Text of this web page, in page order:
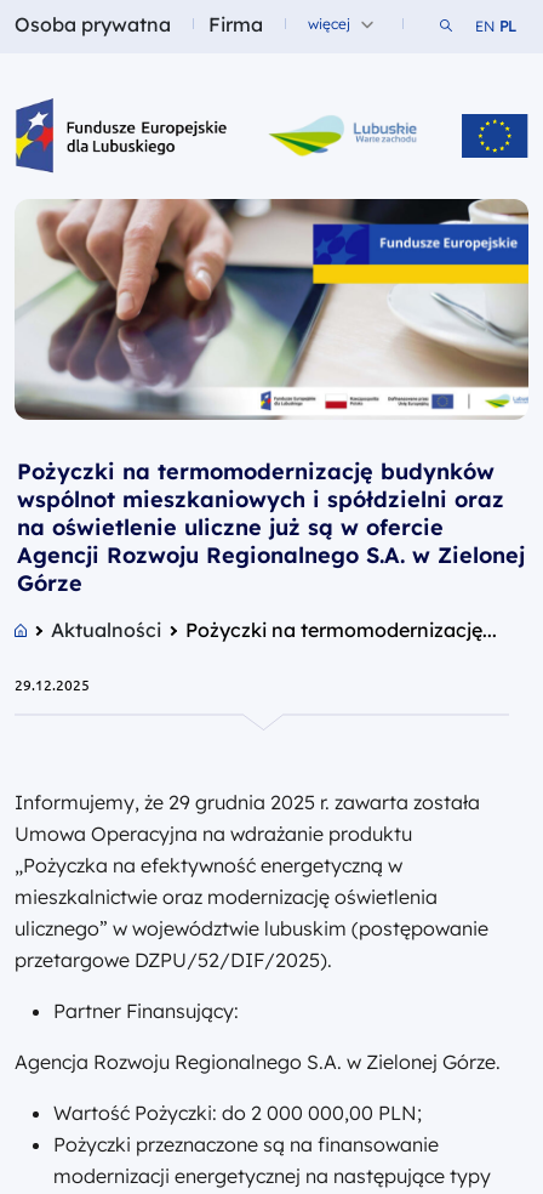
Fundusze dla
Osoba prywatna Fundusze dla
Firma więcej Szukaj w
EN PL
Fundusze Europejskie dla Lubuskiego
Pożyczki na termomodernizację budynków
wspólnot mieszkaniowych i spółdzielni oraz
na oświetlenie uliczne już są w ofercie
Agencji Rozwoju Regionalnego S.A. w Zielonej
Górze
Aktualności Pożyczki na termomodernizację...
29.12.2025
Informujemy, że 29 grudnia 2025 r. zawarta została
Umowa Operacyjna na wdrażanie produktu
„Pożyczka na efektywność energetyczną w
mieszkalnictwie oraz modernizację oświetlenia
ulicznego” w województwie lubuskim (postępowanie
przetargowe DZPU/52/DIF/2025).
Partner Finansujący:
Agencja Rozwoju Regionalnego S.A. w Zielonej Górze.
Wartość Pożyczki: do 2 000 000,00 PLN;
Pożyczki przeznaczone są na finansowanie
modernizacji energetycznej na następujące typy